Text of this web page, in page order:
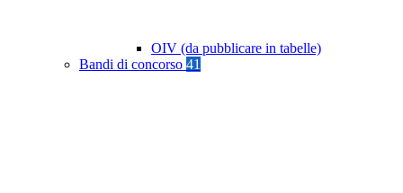
OIV (da pubblicare in tabelle)
Bandi di concorso 41